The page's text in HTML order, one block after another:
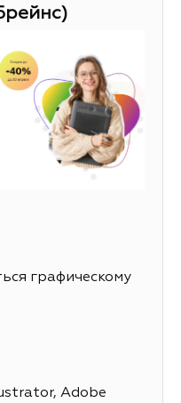
графическому
Adobe